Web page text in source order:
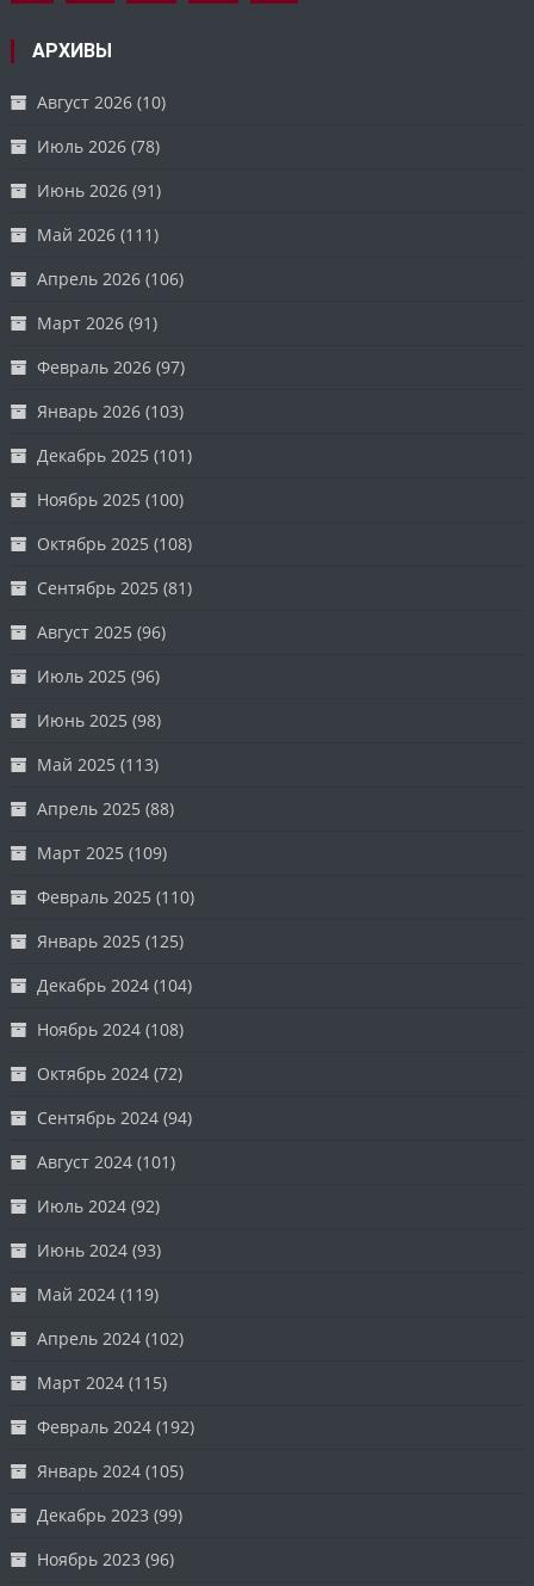
АРХИВЫ
Август 2026 (10)
Июль 2026 (78)
Июнь 2026 (91)
Май 2026 (111)
Апрель 2026 (106)
Март 2026 (91)
Февраль 2026 (97)
Январь 2026 (103)
Декабрь 2025 (101)
Ноябрь 2025 (100)
Октябрь 2025 (108)
Сентябрь 2025 (81)
Август 2025 (96)
Июль 2025 (96)
Июнь 2025 (98)
Май 2025 (113)
Апрель 2025 (88)
Март 2025 (109)
Февраль 2025 (110)
Январь 2025 (125)
Декабрь 2024 (104)
Ноябрь 2024 (108)
Октябрь 2024 (72)
Сентябрь 2024 (94)
Август 2024 (101)
Июль 2024 (92)
Июнь 2024 (93)
Май 2024 (119)
Апрель 2024 (102)
Март 2024 (115)
Февраль 2024 (192)
Январь 2024 (105)
Декабрь 2023 (99)
Ноябрь 2023 (96)